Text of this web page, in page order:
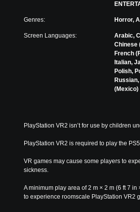
Genres: Horror,
Screen Languages:
Arabic,
Chinese
French
Italian,
Polish,
(Mexico)
PlayStation VR2 isn’t for use by children
PlayStation VR2 is required to play the
VR games may cause some players to
sickness.
A minimum play area of 2 m × 2 m (6 ft 7 in
to experience roomscale PlayStation VR2